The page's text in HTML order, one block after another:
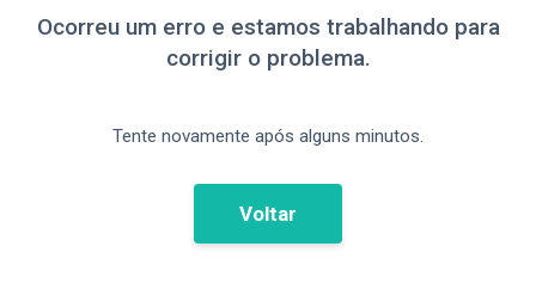
Ocorreu um erro e estamos trabalhando para
corrigir o problema.
Tente novamente após alguns minutos.
Voltar